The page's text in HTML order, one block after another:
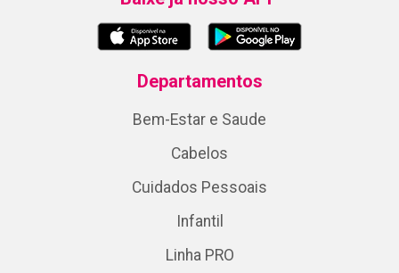
Departamentos
Bem-Estar e Saude
Cabelos
Cuidados Pessoais
Infantil
Linha PRO